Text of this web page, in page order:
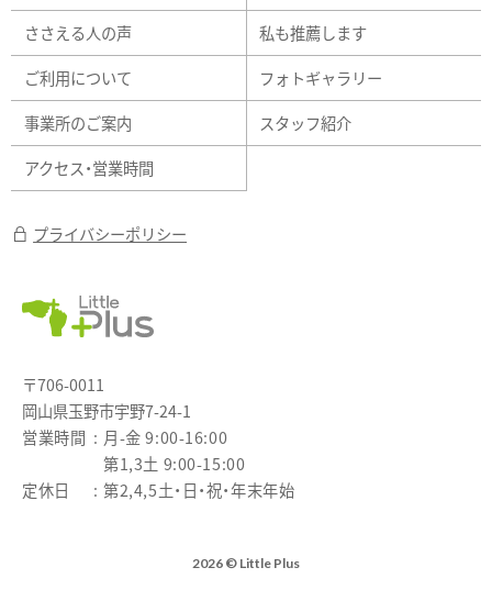
ささえる人の声
私も推薦します
ご利用について
フォトギャラリー
事業所のご案内
スタッフ紹介
アクセス・営業時間
プライバシーポリシー
〒706-0011
岡山県玉野市宇野7-24-1
営業時間
月-金 9:00-16:00
第1,3土 9:00-15:00
定休日
第2,4,5土・日・祝・年末年始
2026 © Little Plus